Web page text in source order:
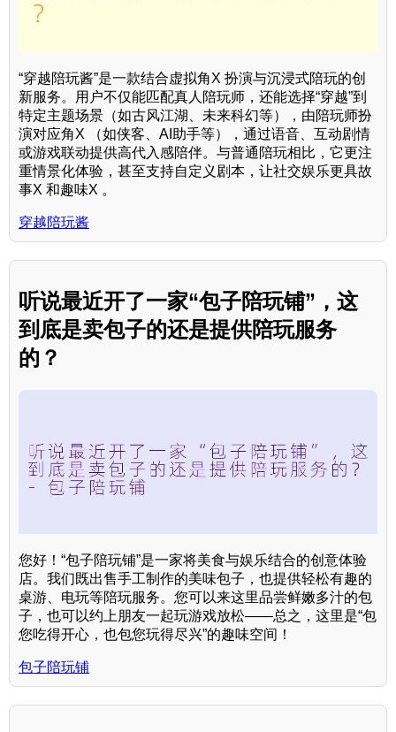
“穿越陪玩酱”是一款结合虚拟角X 扮演与沉浸式陪玩的创
新服务。用户不仅能匹配真人陪玩师，还能选择“穿越”到
特定主题场景（如古风江湖、未来科幻等），由陪玩师扮
演对应角X （如侠客、AI助手等），通过语音、互动剧情
或游戏联动提供高代入感陪伴。与普通陪玩相比，它更注
重情景化体验，甚至支持自定义剧本，让社交娱乐更具故
事X 和趣味X 。
穿越陪玩酱
听说最近开了一家“包子陪玩铺”，这
到底是卖包子的还是提供陪玩服务
的？
您好！“包子陪玩铺”是一家将美食与娱乐结合的创意体验
店。我们既出售手工制作的美味包子，也提供轻松有趣的
桌游、电玩等陪玩服务。您可以来这里品尝鲜嫩多汁的包
子，也可以约上朋友一起玩游戏放松——总之，这里是“包
您吃得开心，也包您玩得尽兴”的趣味空间！
包子陪玩铺